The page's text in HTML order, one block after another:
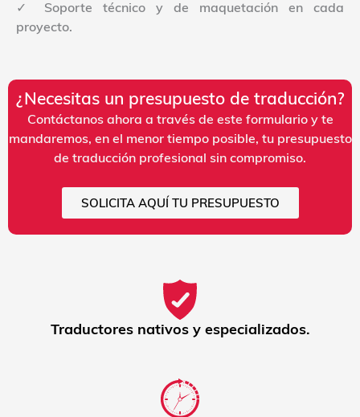
✓ Soporte técnico y de maquetación en cada
proyecto.
¿Necesitas un presupuesto de traducción?
Contáctanos ahora a través de este formulario y te
mandaremos, en el menor tiempo posible, tu presupuesto
de traducción profesional sin compromiso.
SOLICITA AQUÍ TU PRESUPUESTO
Traductores nativos y especializados.